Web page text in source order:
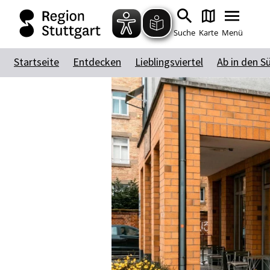
Suche Karte Menü
Startseite Entdecken Lieblingsviertel Ab in den